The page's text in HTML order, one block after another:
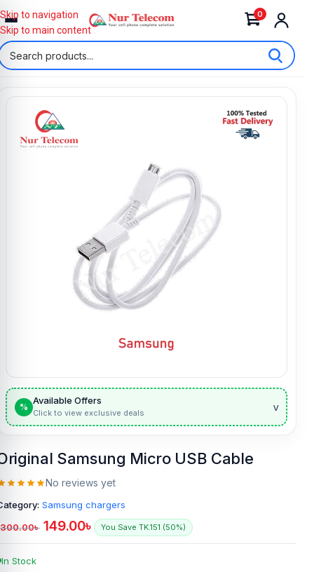
0
Skip to navigation
Skip to main content
%
Available Offers
Click to view exclusive deals v
Samsung Micro USB Cable
No reviews yet
Samsung chargers
300.00৳ 149.00৳ You Save TK.151 (50%)
In Stock